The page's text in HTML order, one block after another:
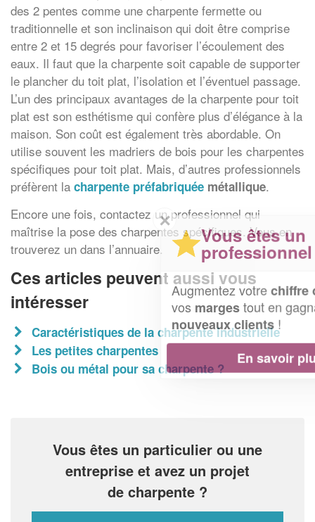
des 2 pentes comme une charpente fermette ou
traditionnelle et son inclinaison qui doit être comprise
entre 2 et 15 degrés pour favoriser l’écoulement des
eaux. Il faut que la charpente soit capable de supporter
le plancher du toit plat, l’isolation et l’éventuel passage.
L’un des principaux avantages de la charpente pour toit
plat est son esthétisme qui confère plus d’élégance à la
maison. Son coût est également très abordable. On
utilise souvent les madriers de bois pour les charpentes
spécifiques pour toit plat. Mais, d’autres professionnels
préfèrent la charpente préfabriquée métallique.
Encore une fois, contactez un professionnel qui
maîtrise la pose des charpentes spécifiques. Vous en
trouverez un dans l’annuaire.
Ces articles peuvent aussi vous
intéresser
Caractéristiques de la charpente industrielle
Les petites charpentes
Bois ou métal pour sa charpente ?
Vous êtes un particulier ou une
entreprise et avez un projet
de charpente ?
✕
Vous êtes un
professionnel ?
Augmentez votrechiffre d'affaireset
vos
tout en gagnant de
nouveaux clients!
En savoir plus